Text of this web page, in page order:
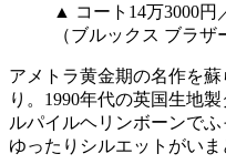
▲ コート14万3000円
（ブルックス ブラザ
アメトラ黄金期の名作を
り。1990年代の英国生地
ルパイルヘリンボーンで
ゆったりシルエットがいま